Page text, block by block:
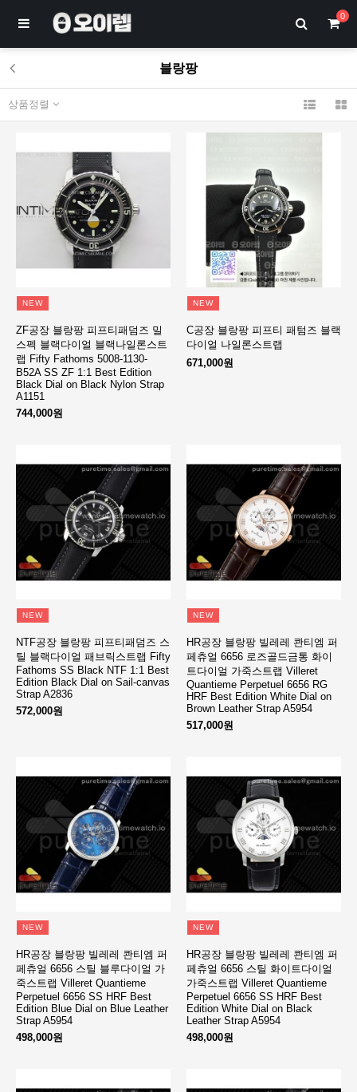
0
블랑팡
상품정렬
NEW
ZF공장 블랑팡 피프티패덤즈 밀
스펙 블랙다이얼 블랙나일론스트
랩 Fifty Fathoms 5008-1130-
B52A SS ZF 1:1 Best Edition
Black Dial on Black Nylon Strap
A1151
744,000원
NEW
C공장 블랑팡 피프티 패텀즈 블랙
다이얼 나일론스트랩
671,000원
NEW
NTF공장 블랑팡 피프티패덤즈 스
틸 블랙다이얼 패브릭스트랩 Fifty
Fathoms SS Black NTF 1:1 Best
Edition Black Dial on Sail-canvas
Strap A2836
572,000원
NEW
HR공장 블랑팡 빌레레 콴티엠 퍼
페츄얼 6656 로즈골드금통 화이
트다이얼 가죽스트랩 Villeret
Quantieme Perpetuel 6656 RG
HRF Best Edition White Dial on
Brown Leather Strap A5954
517,000원
NEW
HR공장 블랑팡 빌레레 콴티엠 퍼
페츄얼 6656 스틸 블루다이얼 가
죽스트랩 Villeret Quantieme
Perpetuel 6656 SS HRF Best
Edition Blue Dial on Blue Leather
Strap A5954
498,000원
NEW
HR공장 블랑팡 빌레레 콴티엠 퍼
페츄얼 6656 스틸 화이트다이얼
가죽스트랩 Villeret Quantieme
Perpetuel 6656 SS HRF Best
Edition White Dial on Black
Leather Strap A5954
498,000원